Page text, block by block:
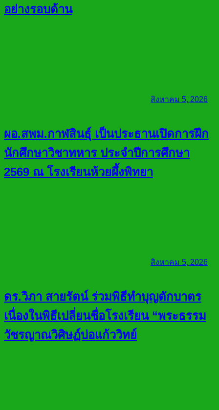
อย่างรอบด้าน
สิงหาคม 5, 2026
ผอ.สพม.กาฬสินธุ์ เป็นประธานเปิดการฝึก
นักศึกษาวิชาทหาร ประจำปีการศึกษา
2569 ณ โรงเรียนห้วยผึ้งพิทยา
สิงหาคม 5, 2026
ดร.วิภา สายรัตน์ ร่วมพิธีทำบุญตักบาตร
เนื่องในพิธีเปลี่ยนชื่อโรงเรียน “พระธรรม
วัชรญาณวิศิษฏ์บ่อแก้ววิทย์